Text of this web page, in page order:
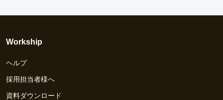
Workship
ヘルプ
採用担当者様へ
資料ダウンロード